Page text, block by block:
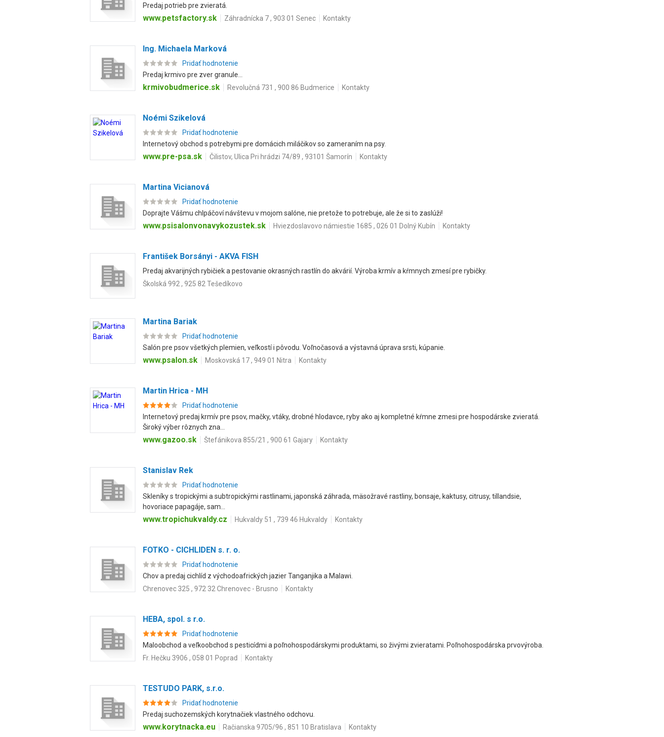
Predaj potrieb pre zvieratá.
www.petsfactory.sk Záhradnícka 7 , 903 01 Senec Kontakty
Ing. Michaela Marková
Pridať hodnotenie
Predaj krmivo pre zver granule...
krmivobudmerice.sk Revolučná 731 , 900 86 Budmerice Kontakty
Noémi Szikelová
Pridať hodnotenie
Internetový obchod s potrebymi pre domácich miláčikov so zameraním na psy.
www.pre-psa.sk Čilistov, Ulica Pri hrádzi 74/89 , 93101 Šamorín Kontakty
Martina Vicianová
Pridať hodnotenie
Doprajte Vášmu chlpáčoví návštevu v mojom salóne, nie pretože to potrebuje, ale že si to zaslúži!
www.psisalonvonavykozustek.sk Hviezdoslavovo námiestie 1685 , 026 01 Dolný Kubín Kontakty
František Borsányi - AKVA FISH
Predaj akvarijných rybičiek a pestovanie okrasných rastlín do akvárií. Výroba krmív a kŕmnych zmesí pre rybičky.
Školská 992 , 925 82 Tešedíkovo
Martina Bariak
Pridať hodnotenie
Salón pre psov všetkých plemien, veľkostí i pôvodu. Voľnočasová a výstavná úprava srsti, kúpanie.
www.psalon.sk Moskovská 17 , 949 01 Nitra Kontakty
Martin Hrica - MH
Pridať hodnotenie
Internetový predaj krmív pre psov, mačky, vtáky, drobné hlodavce, ryby ako aj kompletné kŕmne zmesi pre hospodárske zvieratá.
Široký výber rôznych zna...
www.gazoo.sk Štefánikova 855/21 , 900 61 Gajary Kontakty
Stanislav Rek
Pridať hodnotenie
Skleníky s tropickými a subtropickými rastlinami, japonská záhrada, mäsožravé rastliny, bonsaje, kaktusy, citrusy, tillandsie,
hovoriace papagáje, sam...
www.tropichukvaldy.cz Hukvaldy 51 , 739 46 Hukvaldy Kontakty
FOTKO - CICHLIDEN s. r. o.
Pridať hodnotenie
Chov a predaj cichlíd z východoafrických jazier Tanganjika a Malawi.
Chrenovec 325 , 972 32 Chrenovec - Brusno
Kontakty
HEBA, spol. s r.o.
Pridať hodnotenie
Maloobchod a veľkoobchod s pesticídmi a poľnohospodárskymi produktami, so živými zvieratami. Poľnohospodárska prvovýroba.
Fr. Hečku 3906 , 058 01 Poprad
Kontakty
TESTUDO PARK, s.r.o.
Pridať hodnotenie
Predaj suchozemských korytnačiek vlastného odchovu.
www.korytnacka.eu Račianska 9705/96 , 851 10 Bratislava Kontakty